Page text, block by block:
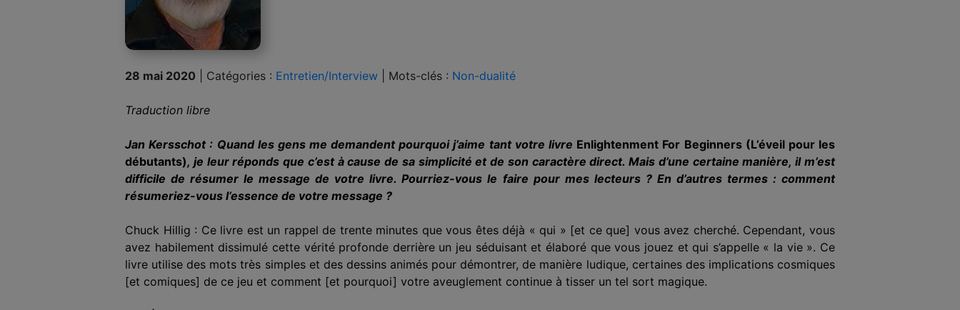
28 mai 2020 Catégories : Entretien/Interview Mots-clés : Non-dualité
Traduction libre
Jan Kersschot : Quand les gens me demandent pourquoi j’aime tant votre livre Enlightenment For Beginners (L’éveil pour les
débutants), je leur réponds que c’est à cause de sa simplicité et de son caractère direct. Mais d’une certaine manière, il m’est
difficile de résumer le message de votre livre. Pourriez-vous le faire pour mes lecteurs ? En d’autres termes : comment
résumeriez-vous l’essence de votre message ?
Chuck Hillig : Ce livre est un rappel de trente minutes que vous êtes déjà « qui » [et ce que] vous avez cherché. Cependant, vous
avez habilement dissimulé cette vérité profonde derrière un jeu séduisant et élaboré que vous jouez et qui s’appelle « la vie ». Ce
livre utilise des mots très simples et des dessins animés pour démontrer, de manière ludique, certaines des implications cosmiques
[et comiques] de ce jeu et comment [et pourquoi] votre aveuglement continue à tisser un tel sort magique.